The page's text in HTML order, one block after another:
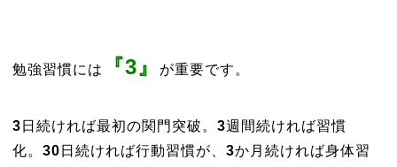
勉強習慣には 『3』 が重要です。
3 日続ければ最初の関門突破。 3週間続ければ習慣
化。 30 日続ければ行動習慣が、 3か月続ければ身体習